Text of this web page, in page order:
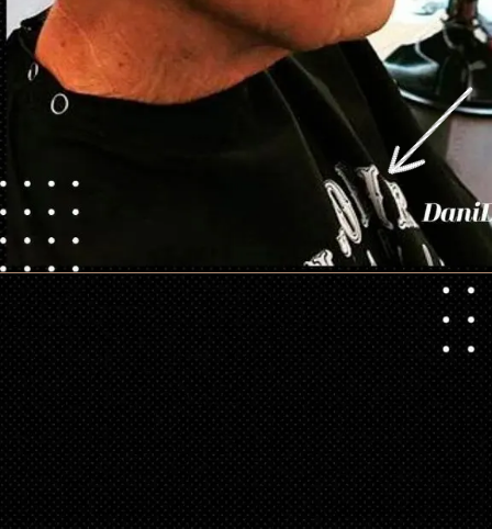
Ouverture https://danidrops.com.br/fr/categorie/cheveu/